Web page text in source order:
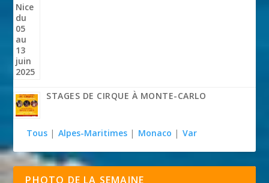
STAGES DE CIRQUE À MONTE-CARLO
Tous | Alpes-Maritimes | Monaco | Var
PHOTO DE LA SEMAINE